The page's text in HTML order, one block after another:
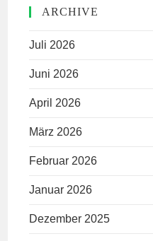
ARCHIVE
Juli 2026
Juni 2026
April 2026
März 2026
Februar 2026
Januar 2026
Dezember 2025